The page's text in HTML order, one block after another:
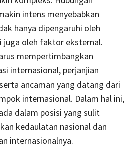
intens menyebabkan
hanya dipengaruhi oleh
oleh faktor eksternal.
mempertimbangkan
internasional, perjanjian
ancaman yang datang dari
internasional. Dalam hal ini,
dalam posisi yang sulit
kedaulatan nasional dan
internasionalnya.